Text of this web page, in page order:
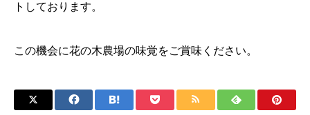
トしております。
この機会に花の木農場の味覚をご賞味ください。